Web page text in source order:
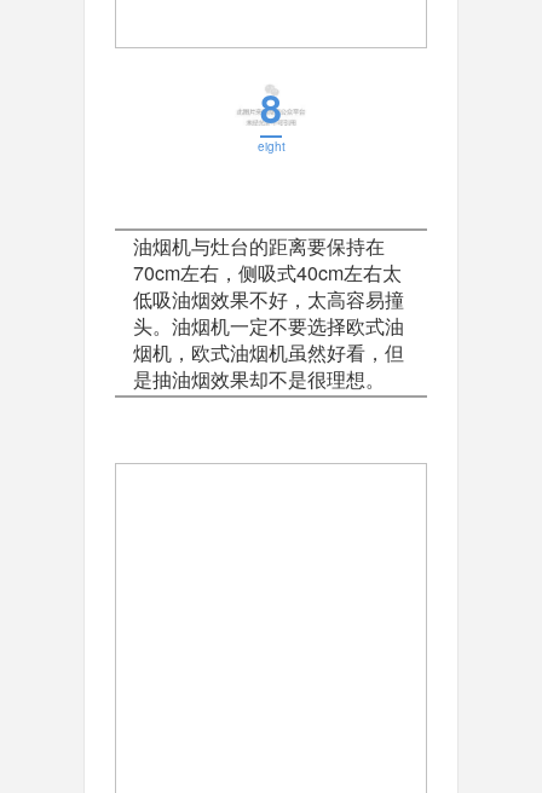
8
eight
油烟机与灶台的距离要保持在
70cm左右，侧吸式40cm左右太
低吸油烟效果不好，太高容易撞
头。油烟机一定不要选择欧式油
烟机，欧式油烟机虽然好看，但
是抽油烟效果却不是很理想。